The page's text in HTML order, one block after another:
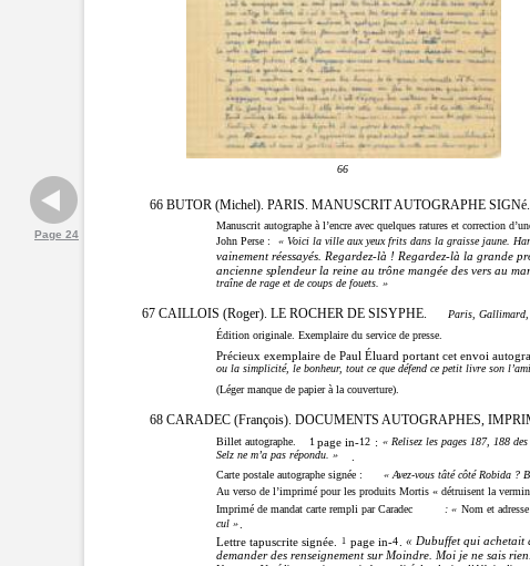
Page 24
66 BUTOR (Michel). PARIS. MANUSCRIT AUTOGRAPHE SIGNé.
Manuscrit autographe à l’encre avec quelques ratures et correction
John Perse :
« Voici la ville aux yeux frits dans la graisse jaune.
vainement réessayés. Regardez-là ! Regardez-là la grande
ancienne splendeur la reine au trône mangée des vers au
traîne de rage et de coups de fouets. »
67 CAILLOIS (Roger). LE ROCHER DE SISYPHE. Paris, Gallimard,
Édition originale. Exemplaire du service de presse.
Précieux exemplaire de Paul Éluard portant cet envoi
ou la simplicité, le bonheur, tout ce que défend ce petit livre son
(Léger manque de papier à la couverture).
68 CARADEC (François). DOCUMENTS AUTOGRAPHES,
Billet autographe. 1 page in-12 : « Relisez les pages 187, 188
Selz ne m’a pas répondu. »
Carte postale autographe signée :
« Avez-vous tâté côté Robida ?
Au verso de l’imprimé pour les produits Mortis « détruisent la
Imprimé de mandat carte rempli par Caradec
: « Nom et
cul »
Lettre tapuscrite signée.
1 page in-4
« Dubuffet qui achetait
demander des renseignement sur Moindre. Moi je ne sais
66